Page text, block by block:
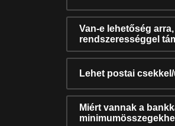
Van-e lehetőség
rendszerességgel
Lehet postai
Miért vannak a